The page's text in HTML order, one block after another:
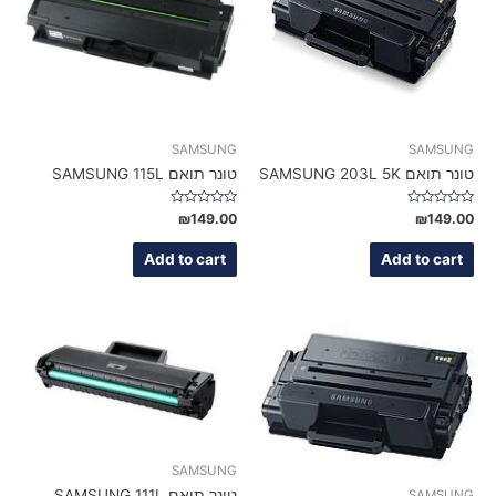
SAMSUNG
טונר תואם SAMSUNG 203L 5K
Rated
0
out
₪149.00
Add to cart
SAMSUNG
טונר תואם SAMSUNG 115L
Rated
0
out
₪149.00
Add to cart
SAMSUNG